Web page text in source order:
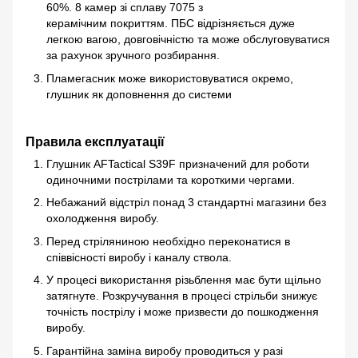
60%. 8 камер зі сплаву 7075 з
керамічним покриттям. ПБС відрізняється дуже
легкою вагою, довговічністю та може обслуговуватися
за рахунок зручного розбирання.
Пламегасник може використовуватися окремо,
глушник як доповнення до системи
Правила експлуатації
Глушник AFTactical S39F призначений для роботи
одиночними пострілами та короткими чергами.
Небажаний відстріл понад 3 стандартні магазини без
охолодження виробу.
Перед стріляниною необхідно переконатися в
співвісності виробу і каналу ствола.
У процесі використання різьблення має бути щільно
затягнуте. Розкручування в процесі стрільби знижує
точність пострілу і може призвести до пошкодження
виробу.
Гарантійна заміна виробу проводиться у разі